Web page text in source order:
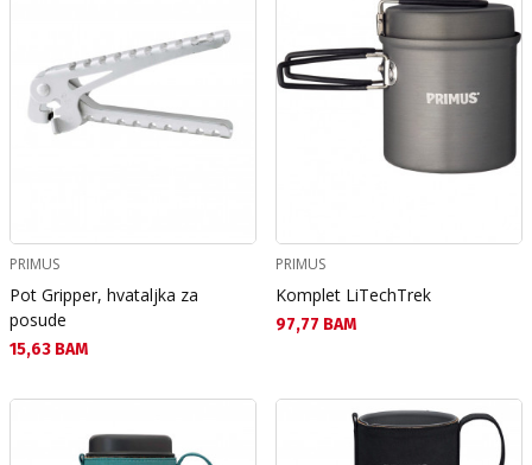
PRIMUS
Pot Gripper, hvataljka za
posude
Текуща цена:
15,63 BAM
PRIMUS
Komplet LiTechTrek
Текуща цена:
97,77 BAM